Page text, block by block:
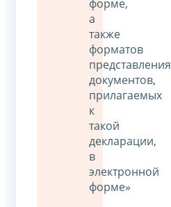
форме,
а
также
форматов
представления
документов,
прилагаемых
к
такой
декларации,
в
электронной
форме»